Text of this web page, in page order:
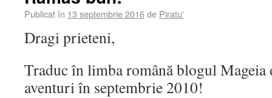
Publicat în 13 septembrie 2016de Piratu'
Dragi prieteni,
Traduc în limba română blogul Mageia
aventuri în septembrie 2010!